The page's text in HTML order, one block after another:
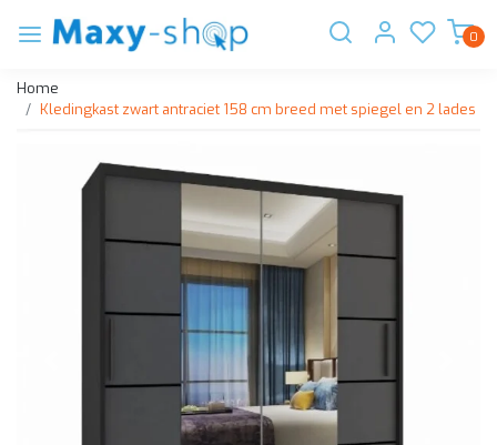
0
Home
Kledingkast zwart antraciet 158 cm breed met spiegel en 2 lades